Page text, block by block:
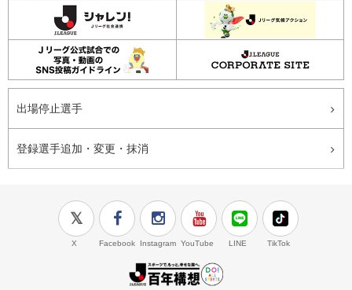
出場停止選手
登録選手追加・変更・抹消
X Facebook Instagram YouTube LINE TikTok